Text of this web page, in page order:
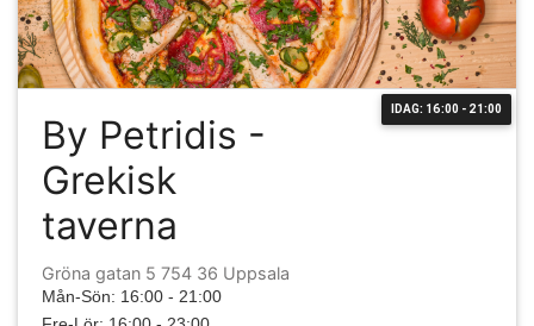
IDAG: 16:00 - 21:00
By Petridis -
Grekisk
taverna
Gröna gatan 5 754 36 Uppsala
Mån-Sön: 16:00 - 21:00